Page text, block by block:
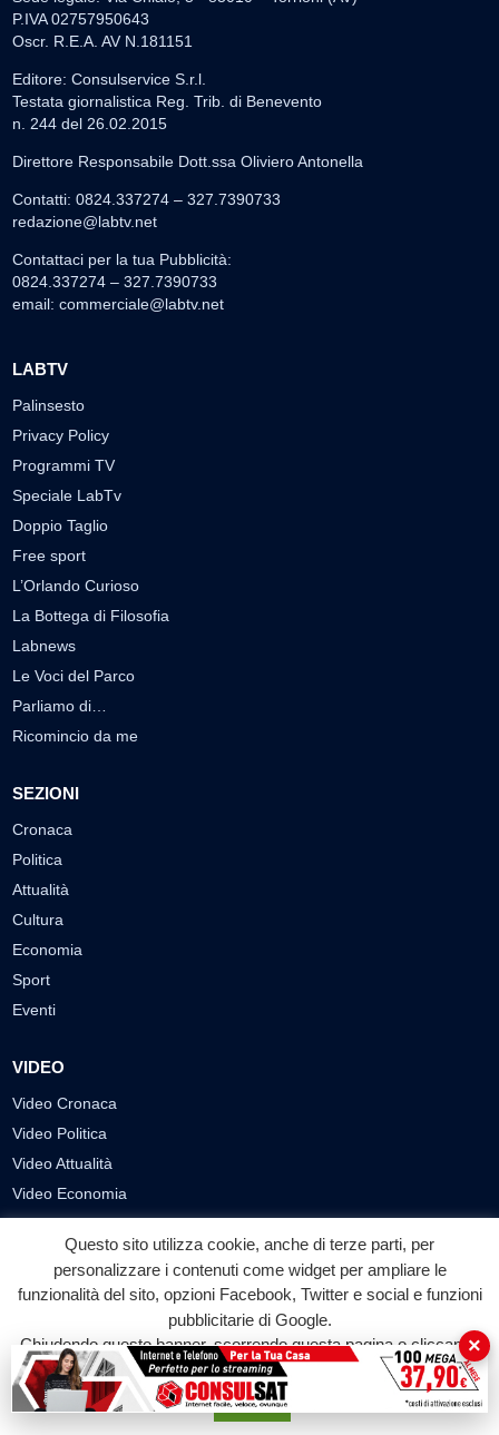
P.IVA 02757950643
Oscr. R.E.A. AV N.181151
Editore: Consulservice S.r.l.
Testata giornalistica Reg. Trib. di Benevento
n. 244 del 26.02.2015
Direttore Responsabile Dott.ssa Oliviero Antonella
Contatti: 0824.337274 – 327.7390733
redazione@labtv.net
Contattaci per la tua Pubblicità:
0824.337274 – 327.7390733
email: commerciale@labtv.net
LABTV
Palinsesto
Privacy Policy
Programmi TV
Speciale LabTv
Doppio Taglio
Free sport
L’Orlando Curioso
La Bottega di Filosofia
Labnews
Le Voci del Parco
Parliamo di…
Ricomincio da me
SEZIONI
Cronaca
Politica
Attualità
Cultura
Economia
Sport
Eventi
VIDEO
Video Cronaca
Video Politica
Video Attualità
Video Economia
Video Cultura
Video Sport
Video Tecnologie
Video
PUBBLICITÀ
Questo sito utilizza cookie, anche di terze parti, per
personalizzare i contenuti come widget per ampliare le
funzionalità del sito, opzioni Facebook, Twitter e social e funzioni
pubblicitarie di Google.
Chiudendo questo banner, scorrendo questa pagina o cliccando
su qualunque suo elemento acconsenti all'uso dei cookie.
Accetta
×